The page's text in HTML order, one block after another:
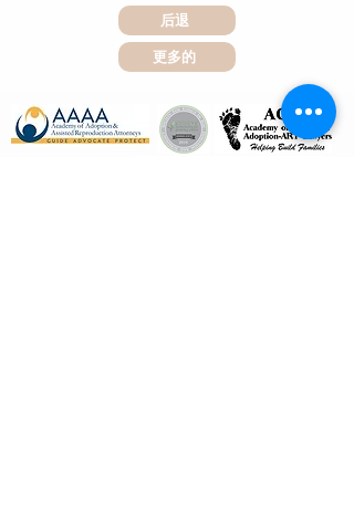
然而，各州律师协会允许在当事方被告知该安排、相关风险并知
情同意的情况下，放弃这一利益冲突。
这就是几乎每份捐赠或代孕协议中都会包含利益冲突条款的原
这是因为胚胎移植日期类似于自然排卵日期，而排卵通常是在你
最后一次月经后的两周。
但胚胎已经有几天的发育时间，因此这些天数会计算在你的怀孕
与律师的合同审查预约可以通过视频或电话进行，而不是面对
你不需要亲自前往律师办公室阅读或签署文件。
你可以电子签署我们的委托协议，有时合同也可以电子签署。
对于需要面对面公证的合同，你可以去任何公证人处签署。
后退
更多的